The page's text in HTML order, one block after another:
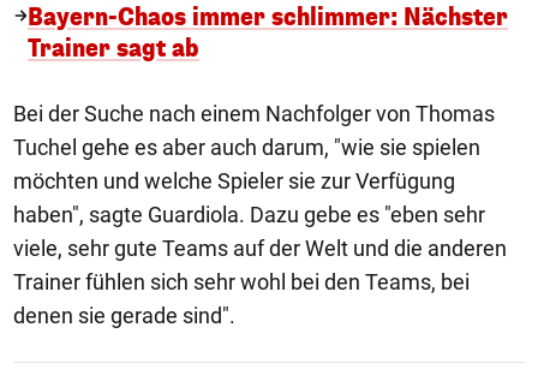
Bayern-Chaos immer schlimmer: Nächster
Trainer sagt ab
Bei der Suche nach einem Nachfolger von Thomas
Tuchel gehe es aber auch darum, "wie sie spielen
möchten und welche Spieler sie zur Verfügung
haben", sagte Guardiola. Dazu gebe es "eben sehr
viele, sehr gute Teams auf der Welt und die anderen
Trainer fühlen sich sehr wohl bei den Teams, bei
denen sie gerade sind".